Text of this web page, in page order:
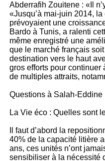
Abderrafih Zouitene : «Il
«Jusqu’à mai-juin 2014,
prévoyaient une
Bardo à Tunis, a ralenti
même enregistré une
que le marché français
destination vers le haut
gros efforts pour
de multiples attraits,
Questions à Salah-Eddine
La Vie éco : Quelles sont
Il faut d’abord la
40% de la capacité litière
ans, ces unités n’ont
sensibiliser à la nécessité